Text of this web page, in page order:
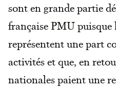
sont en grande partie
française PMU puisque
représentent une part
activités et que, en
nationales paient une